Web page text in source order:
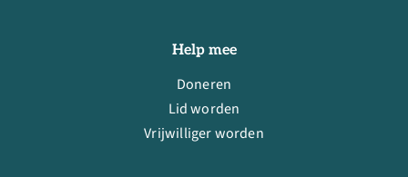
Help mee
Doneren
Lid worden
Vrijwilliger worden